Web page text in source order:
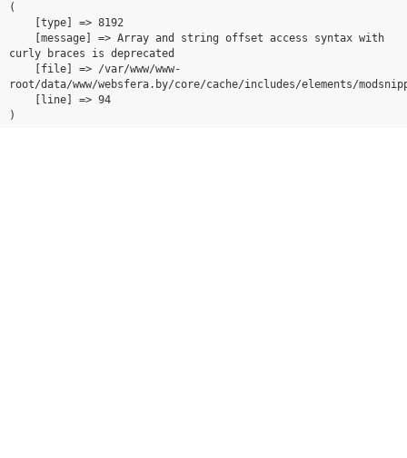
(
curly braces is deprecated
root/data/www/websfera.by/core/cache/includes/elements/